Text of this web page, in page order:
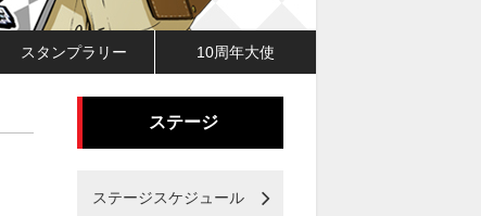
スタンプラリー 10周年大使
ステージ
ステージスケジュール